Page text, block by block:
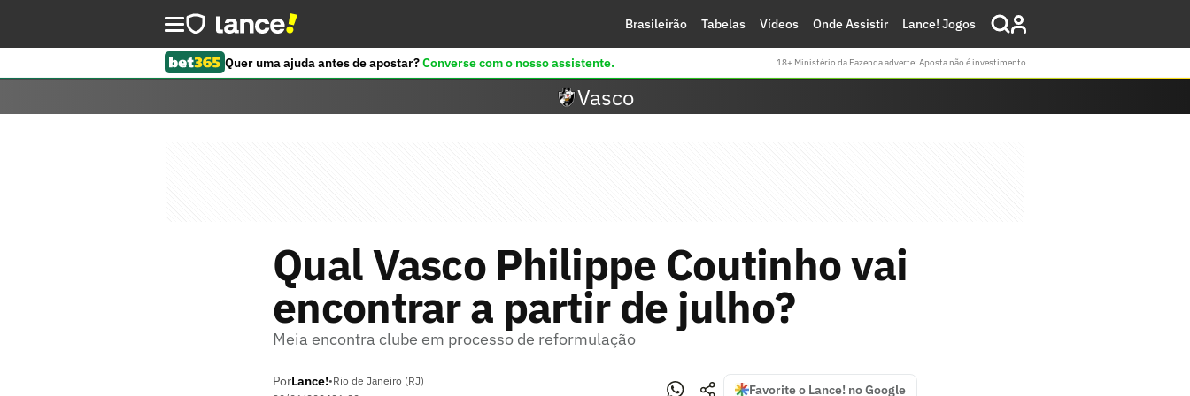
Brasileirão Tabelas Vídeos Onde Assistir Lance! Jogos
Quer uma ajuda antes de apostar?Converse com o nosso assistente. 18+ Ministério da Fazenda adverte: Aposta não é investimento
Vasco
Qual Vasco Philippe Coutinho vai
encontrar a partir de julho?
Meia encontra clube em processo de reformulação
PorLance!•Rio de Janeiro (RJ)
Favorite o Lance! no Google